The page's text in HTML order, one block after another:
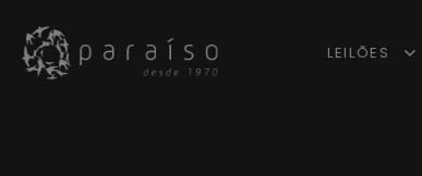
LEILÕES